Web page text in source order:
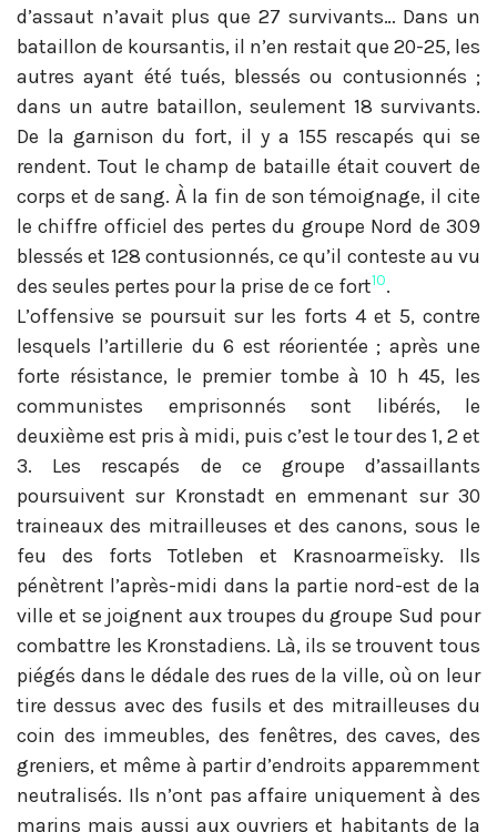
d’assaut n’avait plus que 27 survivants… Dans un
bataillon de koursantis, il n’en restait que 20-25, les
autres ayant été tués, blessés ou contusionnés ;
dans un autre bataillon, seulement 18 survivants.
De la garnison du fort, il y a 155 rescapés qui se
rendent. Tout le champ de bataille était couvert de
corps et de sang. À la fin de son témoignage, il cite
le chiffre officiel des pertes du groupe Nord de 309
blessés et 128 contusionnés, ce qu’il conteste au vu
des seules pertes pour la prise de ce fort10.
L’offensive se poursuit sur les forts 4 et 5, contre
lesquels l’artillerie du 6 est réorientée ; après une
forte résistance, le premier tombe à 10 h 45, les
communistes emprisonnés sont libérés, le
deuxième est pris à midi, puis c’est le tour des 1, 2 et
3. Les rescapés de ce groupe d’assaillants
poursuivent sur Kronstadt en emmenant sur 30
traineaux des mitrailleuses et des canons, sous le
feu des forts Totleben et Krasnoarmeïsky. Ils
pénètrent l’après-midi dans la partie nord-est de la
ville et se joignent aux troupes du groupe Sud pour
combattre les Kronstadiens. Là, ils se trouvent tous
piégés dans le dédale des rues de la ville, où on leur
tire dessus avec des fusils et des mitrailleuses du
coin des immeubles, des fenêtres, des caves, des
greniers, et même à partir d’endroits apparemment
neutralisés. Ils n’ont pas affaire uniquement à des
marins mais aussi aux ouvriers et habitants de la